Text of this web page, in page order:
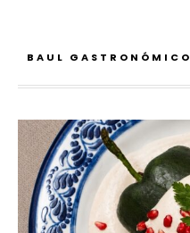
BAUL GASTRONÓMICO